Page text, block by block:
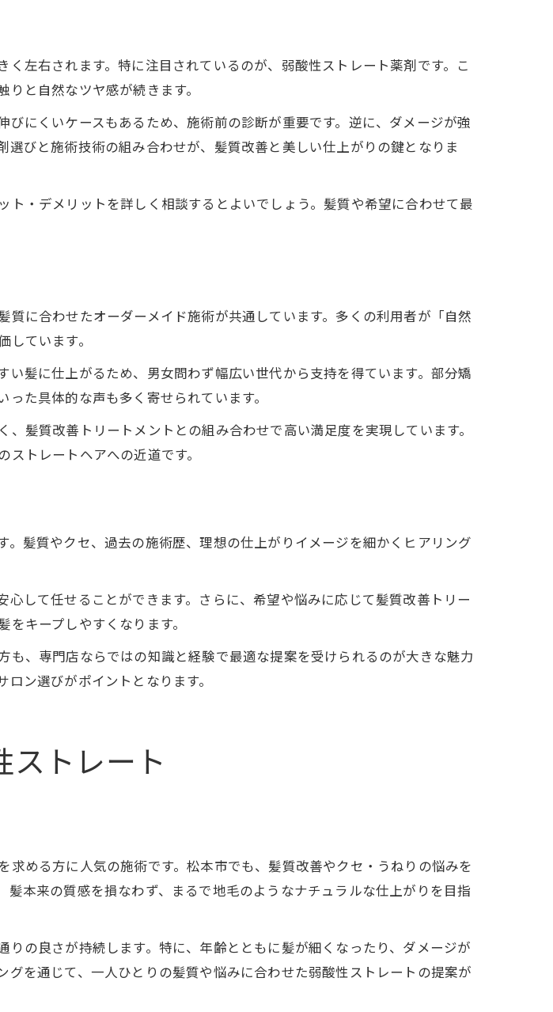
ジレス施術の評判と効果
併用で理想の髪色と質感に
左右されます。特に注目されているのが、弱酸性ストレート薬剤です。こ
と自然なツヤ感が続きます。
にくいケースもあるため、施術前の診断が重要です。逆に、ダメージが強
びと施術技術の組み合わせが、髪質改善と美しい仕上がりの鍵となりま
・デメリットを詳しく相談するとよいでしょう。髪質や希望に合わせて最
に合わせたオーダーメイド施術が共通しています。多くの利用者が「自然
ています。
髪に仕上がるため、男女問わず幅広い世代から支持を得ています。部分矯
た具体的な声も多く寄せられています。
髪質改善トリートメントとの組み合わせで高い満足度を実現しています。
トレートヘアへの近道です。
髪質やクセ、過去の施術歴、理想の仕上がりイメージを細かくヒアリング
して任せることができます。さらに、希望や悩みに応じて髪質改善トリー
キープしやすくなります。
も、専門店ならではの知識と経験で最適な提案を受けられるのが大きな魅力
ン選びがポイントとなります。
ストレート
める方に人気の施術です。松本市でも、髪質改善やクセ・うねりの悩みを
本来の質感を損なわず、まるで地毛のようなナチュラルな仕上がりを目指
の良さが持続します。特に、年齢とともに髪が細くなったり、ダメージが
を通じて、一人ひとりの髪質や悩みに合わせた弱酸性ストレートの提案が